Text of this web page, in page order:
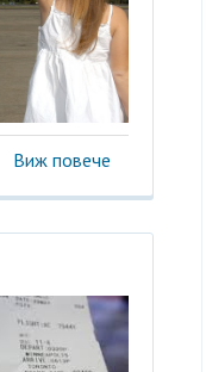
Виж повече